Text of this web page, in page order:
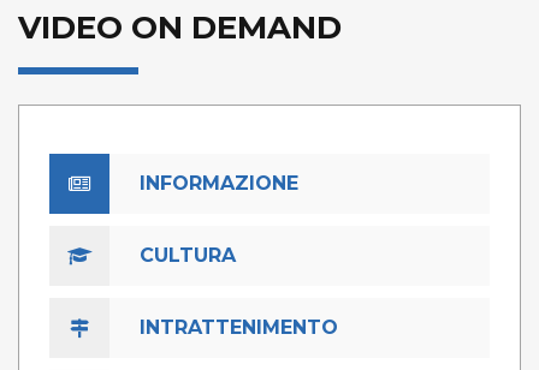
VIDEO ON DEMAND
INFORMAZIONE
CULTURA
INTRATTENIMENTO